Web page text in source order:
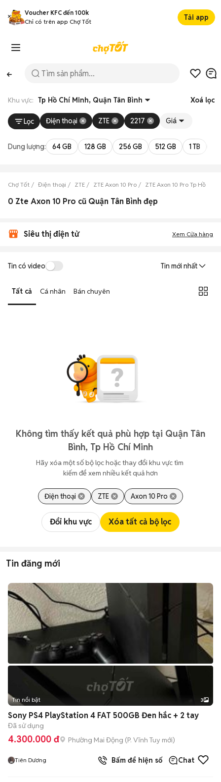
Voucher KFC đến 100k
Chỉ có trên app Chợ Tốt
Tải app
Khu vực: Tp Hồ Chí Minh, Quận Tân Bình Xoá lọc
Lọc Điện thoại ZTE 2217 Giá
Dung lượng: 64 GB 128 GB 256 GB 512 GB 1 TB
Chợ Tốt Điện thoại ZTE ZTE Axon 10 Pro ZTE Axon 10 Pro Tp Hồ Chí
0 Zte Axon 10 Pro cũ Quận Tân Bình đẹp
Siêu thị điện tử Xem Cửa hàng
Tin có video Tin mới nhất
Tất cả Cá nhân Bán chuyên
Không tìm thấy kết quả phù hợp tại Quận Tân
Bình, Tp Hồ Chí Minh
Hãy xóa một số bộ lọc hoặc thay đổi khu vực tìm
kiếm để xem nhiều kết quả hơn
Điện thoại ZTE Axon 10 Pro
Đổi khu vực Xóa tất cả bộ lọc
Tin đăng mới
Tin nổi bật 3
Sony PS4 PlayStation 4 FAT 500GB Đen hắc + 2 tay
Đã sử dụng
4.300.000 đ Phường Mai Động (P. Vĩnh Tuy mới)
Tiên Dương Bấm để hiện số Chat